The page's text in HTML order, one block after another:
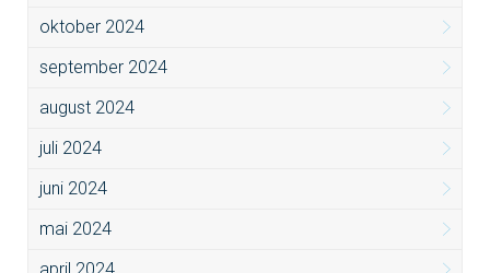
oktober 2024
september 2024
august 2024
juli 2024
juni 2024
mai 2024
april 2024